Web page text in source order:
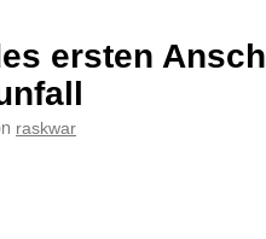
ersten
raskwar